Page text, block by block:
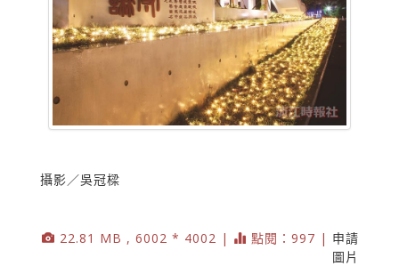
攝影／吳冠樑
22.81 MB , 6002 * 4002 | 點閱：997 | 申請
圖片